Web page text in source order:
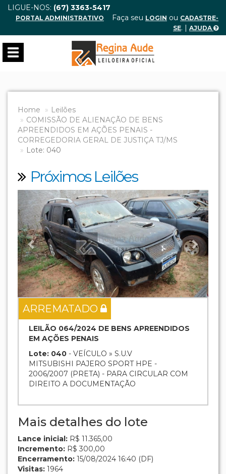
LIGUE-NOS: (67) 3363-5417
PORTAL ADMINISTRATIVO Faça seu LOGIN ou CADASTRE-
SE. | AJUDA
Toggle
navigation
Home
Leilões
COMISSÃO DE ALIENAÇÃO DE BENS
APREENDIDOS EM AÇÕES PENAIS -
CORREGEDORIA GERAL DE JUSTIÇA TJ/MS
Lote: 040
Próximos Leilões
Previous Next
ARREMATADO
LEILÃO 064/2024 DE BENS APREENDIDOS
EM AÇÕES PENAIS
Lote: 040 - VEÍCULO » S.U.V
MITSUBISHI PAJERO SPORT HPE -
2006/2007 (PRETA) - PARA CIRCULAR COM
DIREITO A DOCUMENTAÇÃO
Mais detalhes do lote
Lance inicial: R$ 11.365,00
Incremento: R$ 300,00
Encerramento: 15/08/2024 16:40 (DF)
Visitas: 1964